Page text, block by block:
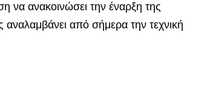
να ανακοινώσει την έναρξη της
από σήμερα την τεχνική